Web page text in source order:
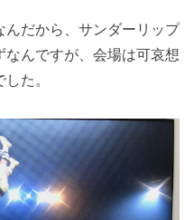
だから、サンダーリップ
んですが、会場は可哀想
た。